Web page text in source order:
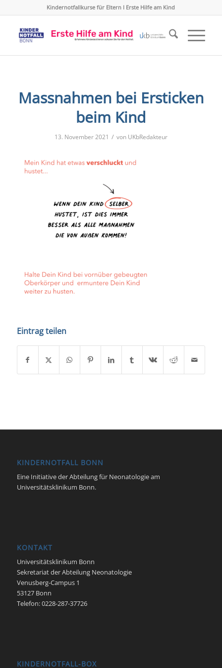
Kindernotfallkurse für Eltern I Erste Hilfe am Kind
Massnahmen bei Ersticken
beim Kind
13. November 2021 / von UKbRedakteur
Eintrag teilen
KINDERNOTFALL BONN
Eine Initiative der Abteilung für Neonatologie am
Universitätsklinikum Bonn.
KONTAKT
Universitätsklinikum Bonn
Sekretariat der Abteilung Neonatologie
Venusberg-Campus 1
53127 Bonn
Telefon: 0228-287-37726
KINDERNOTFALL-BOX